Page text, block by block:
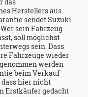
Herstellers aus.
sendet Suzuki
sein Fahrzeug
soll möglichst
sein. Dass
Fahrzeuge wieder
werden
beim Verkauf
hier nicht
Erstkäufer gedacht